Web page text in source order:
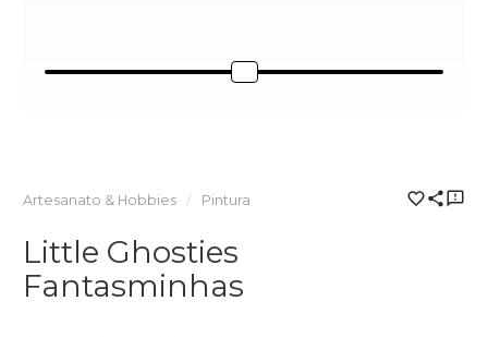
Artesanato & Hobbies Pintura
Little Ghosties
Fantasminhas